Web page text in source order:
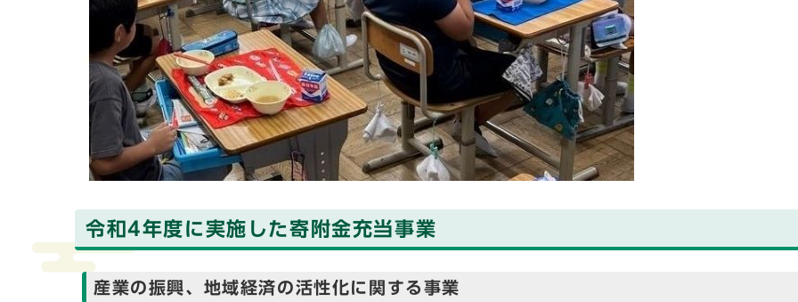
令和4年度に実施した寄附金充当事業
産業の振興、地域経済の活性化に関する事業